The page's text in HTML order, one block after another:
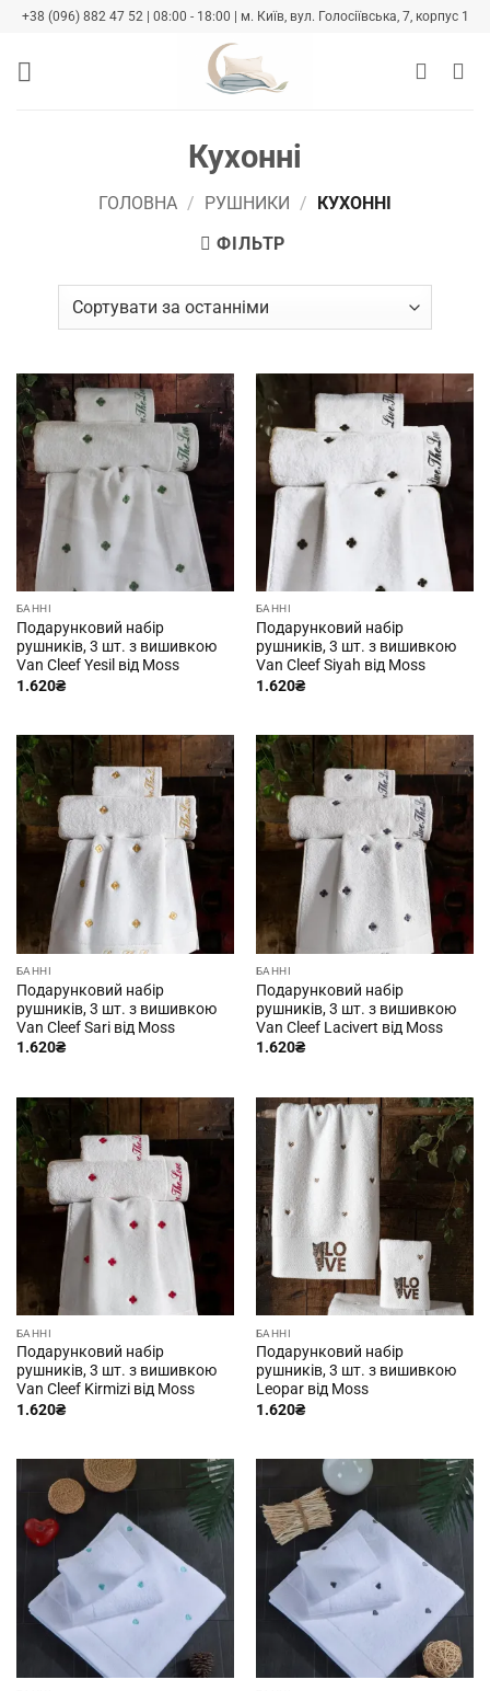
Skip
content
+38 (096) 882 47 52 | 08:00 - 18:00 | м. Київ, вул. Голосіївська, 7, корпус 1
Кухонні
ГОЛОВНА / РУШНИКИ /
КУХОННІ
ФІЛЬТР
БАННІ
Подарунковий набір
рушників, 3 шт. з вишивкою
Van Cleef Yesil від Moss
1.620₴
БАННІ
Подарунковий набір
рушників, 3 шт. з вишивкою
Van Cleef Siyah від Moss
1.620₴
БАННІ
Подарунковий набір
рушників, 3 шт. з вишивкою
Van Cleef Sari від Moss
1.620₴
БАННІ
Подарунковий набір
рушників, 3 шт. з вишивкою
Van Cleef Lacivert від Moss
1.620₴
БАННІ
Подарунковий набір
рушників, 3 шт. з вишивкою
Van Cleef Kirmizi від Moss
1.620₴
БАННІ
Подарунковий набір
рушників, 3 шт. з вишивкою
Leopar від Moss
1.620₴